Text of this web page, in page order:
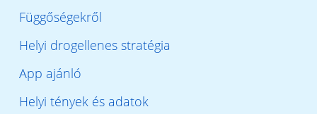
Függőségekről
Helyi drogellenes stratégia
App ajánló
Helyi tények és adatok